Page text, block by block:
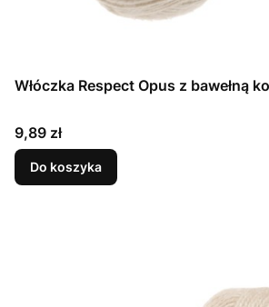
Włóczka Respect Opus z bawełną
Cena
9,89 zł
Do koszyka